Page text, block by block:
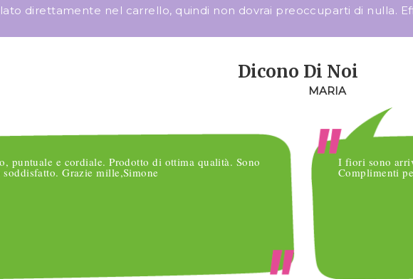
direttamente nel carrello, quindi non dovrai preoccuparti di nulla.
Dicono Di Noi
puntuale e cordiale. Prodotto di ottima qualità. Sono
Grazie mille,Simone
MARIA
I fiori sono
Complimenti